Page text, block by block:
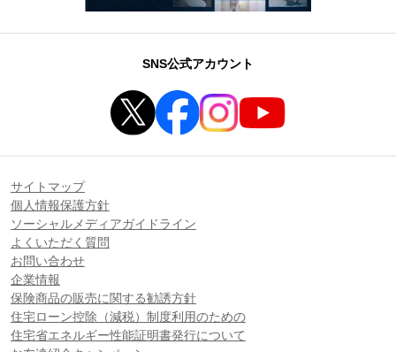
SNS公式アカウント
サイトマップ
個人情報保護方針
ソーシャルメディアガイドライン
よくいただく質問
お問い合わせ
企業情報
保険商品の販売に関する勧誘方針
住宅ローン控除（減税）制度利用のための
住宅省エネルギー性能証明書発行について